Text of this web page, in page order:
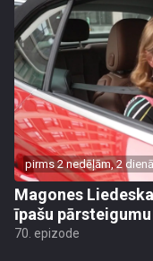
pirms 2 nedēļām, 2
Magones
īpašu pārsteigumu
70. epizode